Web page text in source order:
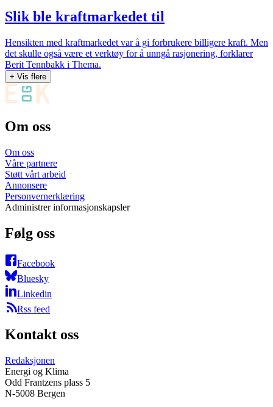
Slik ble kraftmarkedet til
Hensikten med kraftmarkedet var å gi forbrukere billigere kraft. Men
det skulle også være et verktøy for å unngå rasjonering, forklarer
Berit Tennbakk i Thema.
+ Vis flere
Om oss
Om oss
Våre partnere
Støtt vårt arbeid
Annonsere
Personvernerklæring
Administrer informasjonskapsler
Følg oss
Facebook
Bluesky
Linkedin
Rss feed
Kontakt oss
Redaksjonen
Energi og Klima
Odd Frantzens plass 5
N-5008 Bergen